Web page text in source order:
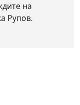
на
Рупов.